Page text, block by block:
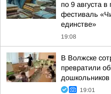
по 9 августа
фестиваль
единстве»
19:08
В Волжске
превратили
19:01